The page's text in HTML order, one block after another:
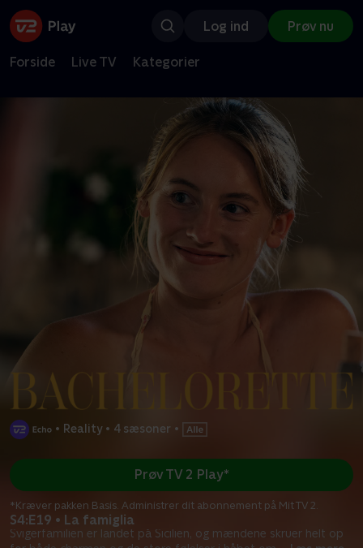
Log ind Prøv nu
Forside Live TV Kategorier
• Reality • 4 sæsoner •
S4:E19 • La famiglia
Svigerfamilien er landet på Sicilien, og mændene skruer helt op
Prøv TV 2 Play*
*Kræver pakken Basis. Administrer dit abonnement på Mit TV 2.